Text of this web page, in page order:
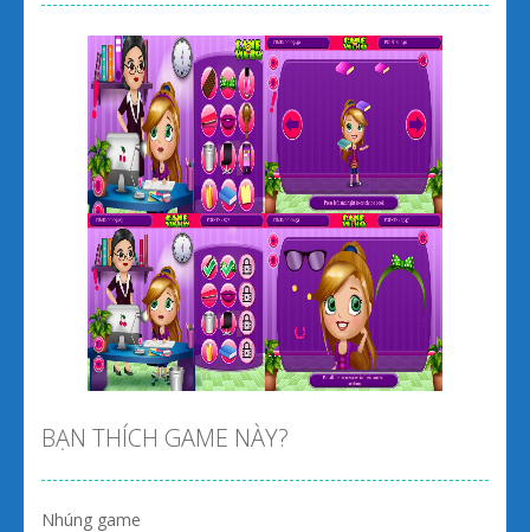
PLAY
Zoom PLAY
Zoom
BẠN THÍCH GAME NÀY?
Nhúng game